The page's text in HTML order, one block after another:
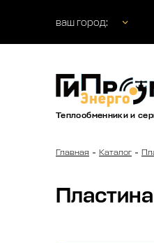
ваш город:
Теплообменники и
Главная Каталог